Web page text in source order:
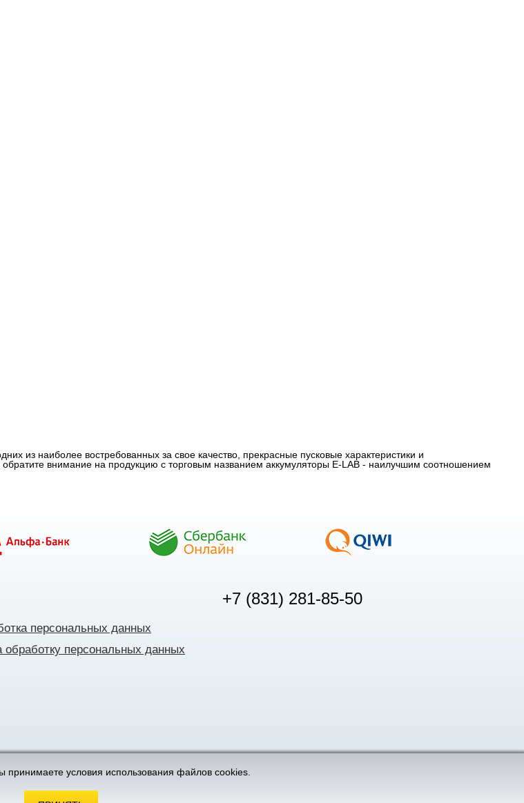
из наиболее востребованных за свое качество, прекрасные пусковые характеристики и
внимание на продукцию с торговым названием аккумуляторы E-LAB - наилучшим соотношением
+7 (831) 281-85-50
персональных данных
обработку персональных данных
принимаете условия использования файлов cookies.